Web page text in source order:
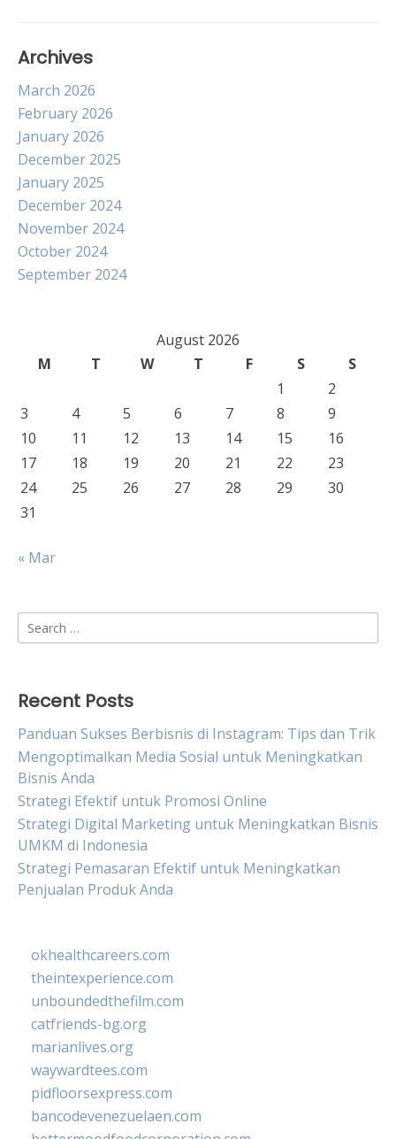
Archives
March 2026
February 2026
January 2026
December 2025
January 2025
December 2024
November 2024
October 2024
September 2024
August 2026
M
T W T F S
S
1
2
3
4 5 6 7 8
9
10
11 12 13 14 15
16
17
18 19 20 21 22
23
24
25 26 27 28 29
30
31
« Mar
Search
for:
Recent Posts
Panduan Sukses Berbisnis di Instagram: Tips dan Trik
Mengoptimalkan Media Sosial untuk Meningkatkan
Bisnis Anda
Strategi Efektif untuk Promosi Online
Strategi Digital Marketing untuk Meningkatkan Bisnis
UMKM di Indonesia
Strategi Pemasaran Efektif untuk Meningkatkan
Penjualan Produk Anda
okhealthcareers.com
theintexperience.com
unboundedthefilm.com
catfriends-bg.org
marianlives.org
waywardtees.com
pidfloorsexpress.com
bancodevenezuelaen.com